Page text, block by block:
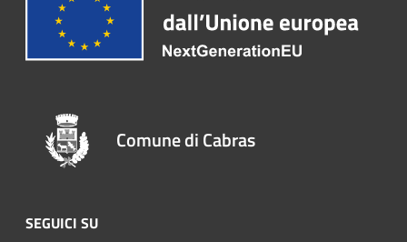
Comune di Cabras
SEGUICI SU